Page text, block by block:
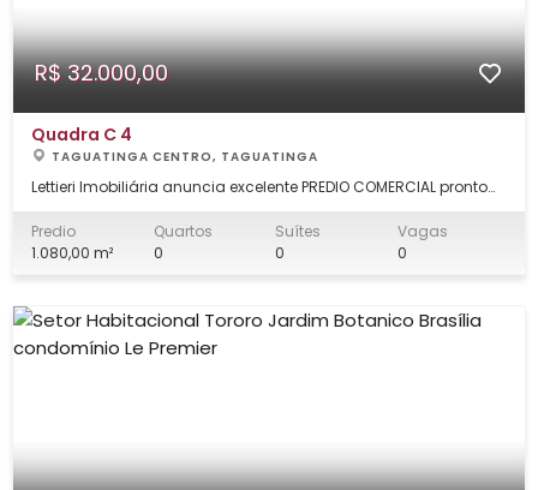
R$ 32.000,00
Quadra C 4
TAGUATINGA CENTRO, TAGUATINGA
Lettieri Imobiliária anuncia excelente PREDIO COMERCIAL pronto
150mt² aa praça do relógio e estação de metro, tambem com
fácil acesso a Adm. Regional, Escolas, Faculdades,
Predio
1.080,00 m²
Quartos
0
Suítes
0
Vagas
0